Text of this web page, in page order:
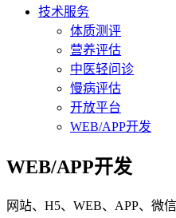
技术服务
体质测评
营养评估
中医轻问诊
慢病评估
开放平台
WEB/APP开发
WEB/APP开发
网站、H5、WEB、APP、微